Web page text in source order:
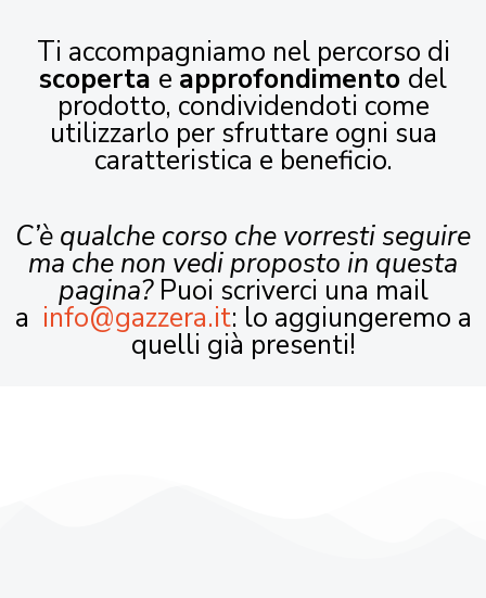
Ti accompagniamo nel percorso di
scoperta e approfondimento del
prodotto, condividendoti come
utilizzarlo per sfruttare ogni sua
caratteristica e beneficio.
C’è qualche corso che vorresti seguire
ma che non vedi proposto in questa
pagina?Puoi scriverci una mail
a info@gazzera.it: lo aggiungeremo a
quelli già presenti!